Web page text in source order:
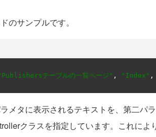
のサンプルです。
テーブルの一覧ページ" , "Index" ,
メタに表示されるテキストを、第二パ
クラスを指定しています。これによ